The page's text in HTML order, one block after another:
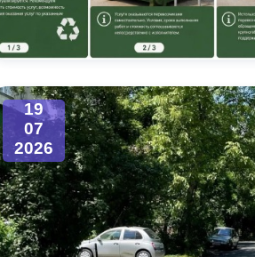
19
07
2026